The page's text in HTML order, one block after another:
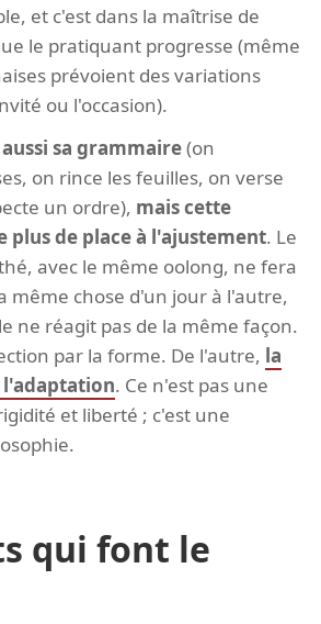
et c'est dans la maîtrise de
le pratiquant progresse (même
prévoient des variations
ou l'occasion).
sa grammaire(on
on rince les feuilles, on verse
un ordre), mais cette
plus de place à l'ajustement. Le
avec le même oolong, ne fera
même chose d'un jour à l'autre,
ne réagit pas de la même façon.
par la forme. De l'autre, la
. Ce n'est pas une
et liberté ; c'est une
qui font le